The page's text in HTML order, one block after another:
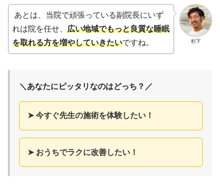
杉下
あとは、当院で頑張っている副院長にいず
れは院を任せ、 広い地域でもっと良質な睡眠
を取れる方を増やしていきたいですね。
＼あなたにピッタリなのはどっち？／
➤ 今すぐ先生の施術を体験したい！
➤ おうちでラクに改善したい！